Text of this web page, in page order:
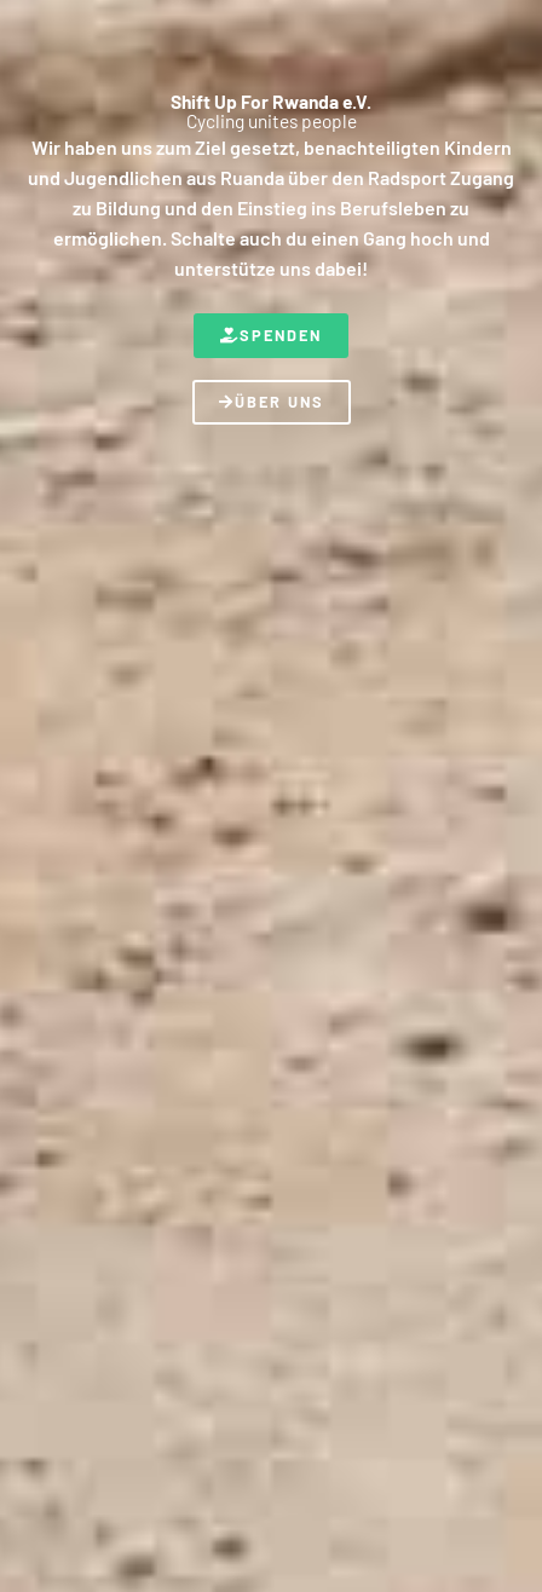
Shift Up For Rwanda e.V.
Cycling unites people
Wir haben uns zum Ziel gesetzt, benachteiligten Kindern
und Jugendlichen aus Ruanda über den Radsport Zugang
zu Bildung und den Einstieg ins Berufsleben zu
ermöglichen. Schalte auch du einen Gang hoch und
unterstütze uns dabei!
SPENDEN
ÜBER UNS